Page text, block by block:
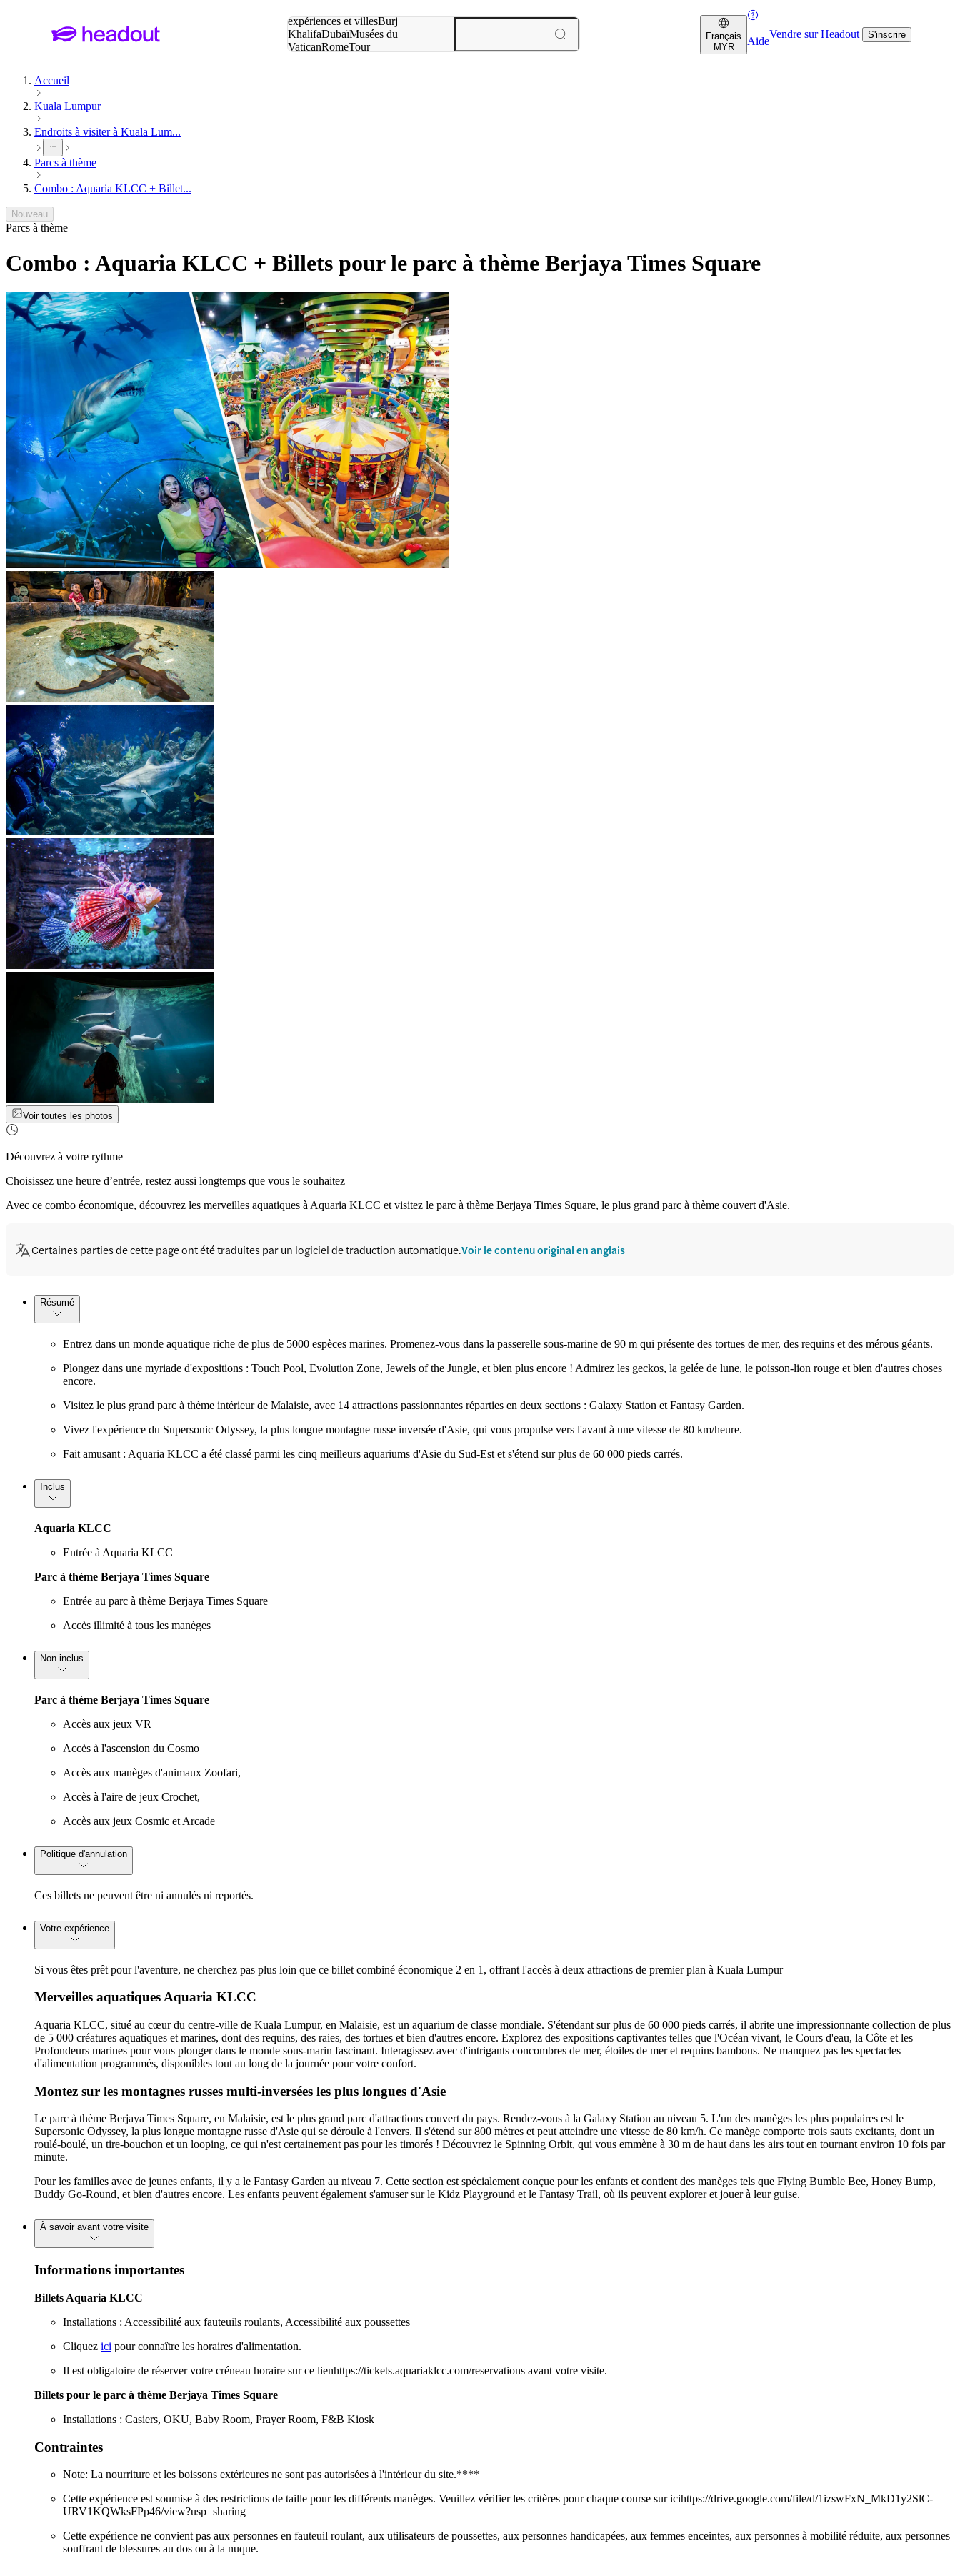
expériences et villesBurj
KhalifaDubaïMusées du
VaticanRomeTour
Français
MYR
Aide
Vendre sur Headout S'inscrire
Accueil
Kuala Lumpur
Endroits à visiter à Kuala Lum...
Parcs à thème
Combo : Aquaria KLCC + Billet...
Nouveau
Parcs à thème
Combo : Aquaria KLCC + Billets pour le parc à thème Berjaya Times Square
Voir toutes les photos
Découvrez à votre rythme
Choisissez une heure d’entrée, restez aussi longtemps que vous le souhaitez
Avec ce combo économique, découvrez les merveilles aquatiques à Aquaria KLCC et visitez le parc à thème Berjaya Times Square, le plus grand parc à thème couvert d'Asie.
Certaines parties de cette page ont été traduites par un logiciel de traduction automatique.Voir le contenu original en anglais
Résumé
Entrez dans un monde aquatique riche de plus de 5000 espèces marines. Promenez-vous dans la passerelle sous-marine de 90 m qui présente des tortues de mer, des requins et des mérous géants.
Plongez dans une myriade d'expositions : Touch Pool, Evolution Zone, Jewels of the Jungle, et bien plus encore ! Admirez les geckos, la gelée de lune, le poisson-lion rouge et bien d'autres choses
encore.
Visitez le plus grand parc à thème intérieur de Malaisie, avec 14 attractions passionnantes réparties en deux sections : Galaxy Station et Fantasy Garden.
Vivez l'expérience du Supersonic Odyssey, la plus longue montagne russe inversée d'Asie, qui vous propulse vers l'avant à une vitesse de 80 km/heure.
Fait amusant : Aquaria KLCC a été classé parmi les cinq meilleurs aquariums d'Asie du Sud-Est et s'étend sur plus de 60 000 pieds carrés.
Inclus
Aquaria KLCC
Entrée à Aquaria KLCC
Parc à thème Berjaya Times Square
Entrée au parc à thème Berjaya Times Square
Accès illimité à tous les manèges
Non inclus
Parc à thème Berjaya Times Square
Accès aux jeux VR
Accès à l'ascension du Cosmo
Accès aux manèges d'animaux Zoofari,
Accès à l'aire de jeux Crochet,
Accès aux jeux Cosmic et Arcade
Politique d'annulation
Ces billets ne peuvent être ni annulés ni reportés.
Votre expérience
Si vous êtes prêt pour l'aventure, ne cherchez pas plus loin que ce billet combiné économique 2 en 1, offrant l'accès à deux attractions de premier plan à Kuala Lumpur
Merveilles aquatiques Aquaria KLCC
Aquaria KLCC, situé au cœur du centre-ville de Kuala Lumpur, en Malaisie, est un aquarium de classe mondiale. S'étendant sur plus de 60 000 pieds carrés, il abrite une impressionnante collection de plus
de 5 000 créatures aquatiques et marines, dont des requins, des raies, des tortues et bien d'autres encore. Explorez des expositions captivantes telles que l'Océan vivant, le Cours d'eau, la Côte et les
Profondeurs marines pour vous plonger dans le monde sous-marin fascinant. Interagissez avec d'intrigants concombres de mer, étoiles de mer et requins bambous. Ne manquez pas les spectacles
d'alimentation programmés, disponibles tout au long de la journée pour votre confort.
Montez sur les montagnes russes multi-inversées les plus longues d'Asie
Le parc à thème Berjaya Times Square, en Malaisie, est le plus grand parc d'attractions couvert du pays. Rendez-vous à la Galaxy Station au niveau 5. L'un des manèges les plus populaires est le
Supersonic Odyssey, la plus longue montagne russe d'Asie qui se déroule à l'envers. Il s'étend sur 800 mètres et peut atteindre une vitesse de 80 km/h. Ce manège comporte trois sauts excitants, dont un
roulé-boulé, un tire-bouchon et un looping, ce qui n'est certainement pas pour les timorés ! Découvrez le Spinning Orbit, qui vous emmène à 30 m de haut dans les airs tout en tournant environ 10 fois par
minute.
Pour les familles avec de jeunes enfants, il y a le Fantasy Garden au niveau 7. Cette section est spécialement conçue pour les enfants et contient des manèges tels que Flying Bumble Bee, Honey Bump,
Buddy Go-Round, et bien d'autres encore. Les enfants peuvent également s'amuser sur le Kidz Playground et le Fantasy Trail, où ils peuvent explorer et jouer à leur guise.
À savoir avant votre visite
Informations importantes
Billets Aquaria KLCC
Installations : Accessibilité aux fauteuils roulants, Accessibilité aux poussettes
Cliquez ici pour connaître les horaires d'alimentation.
Il est obligatoire de réserver votre créneau horaire sur ce lienhttps://tickets.aquariaklcc.com/reservations avant votre visite.
Billets pour le parc à thème Berjaya Times Square
Installations : Casiers, OKU, Baby Room, Prayer Room, F&B Kiosk
Contraintes
Note: La nourriture et les boissons extérieures ne sont pas autorisées à l'intérieur du site.****
Cette expérience est soumise à des restrictions de taille pour les différents manèges. Veuillez vérifier les critères pour chaque course sur icihttps://drive.google.com/file/d/1izswFxN_MkD1y2SlC-
URV1KQWksFPp46/view?usp=sharing
Cette expérience ne convient pas aux personnes en fauteuil roulant, aux utilisateurs de poussettes, aux personnes handicapées, aux femmes enceintes, aux personnes à mobilité réduite, aux personnes
souffrant de blessures au dos ou à la nuque.